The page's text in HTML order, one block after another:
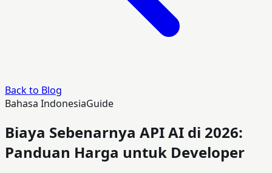
Back to Blog
Bahasa IndonesiaGuide
Biaya Sebenarnya API AI di 2026:
Panduan Harga untuk Developer